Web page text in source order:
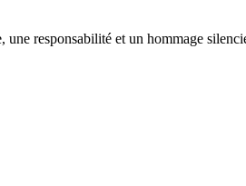
une responsabilité et un hommage